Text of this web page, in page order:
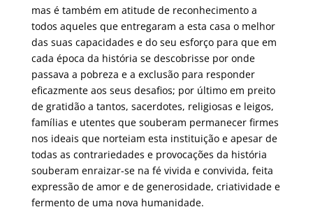
mas é também em atitude de reconhecimento a
todos aqueles que entregaram a esta casa o melhor
das suas capacidades e do seu esforço para que em
cada época da história se descobrisse por onde
passava a pobreza e a exclusão para responder
eficazmente aos seus desafios; por último em preito
de gratidão a tantos, sacerdotes, religiosas e leigos,
famílias e utentes que souberam permanecer firmes
nos ideais que norteiam esta instituição e apesar de
todas as contrariedades e provocações da história
souberam enraizar-se na fé vivida e convivida, feita
expressão de amor e de generosidade, criatividade e
fermento de uma nova humanidade.